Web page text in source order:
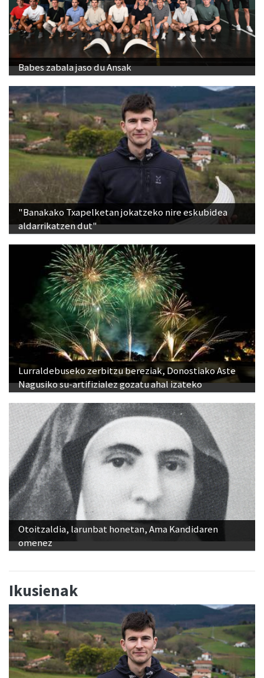
Babes zabala jaso du Ansak
"Banakako Txapelketan jokatzeko nire eskubidea
aldarrikatzen dut"
Lurraldebuseko zerbitzu bereziak, Donostiako Aste
Nagusiko su-artifizialez gozatu ahal izateko
Otoitzaldia, larunbat honetan, Ama Kandidaren
omenez
Ikusienak